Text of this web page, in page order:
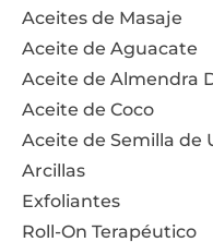
Aceites de Masaje
Aceite de Aguacate
Aceite de Almendra
Aceite de Coco
Aceite de Semilla de
Arcillas
Exfoliantes
Roll-On Terapéutico